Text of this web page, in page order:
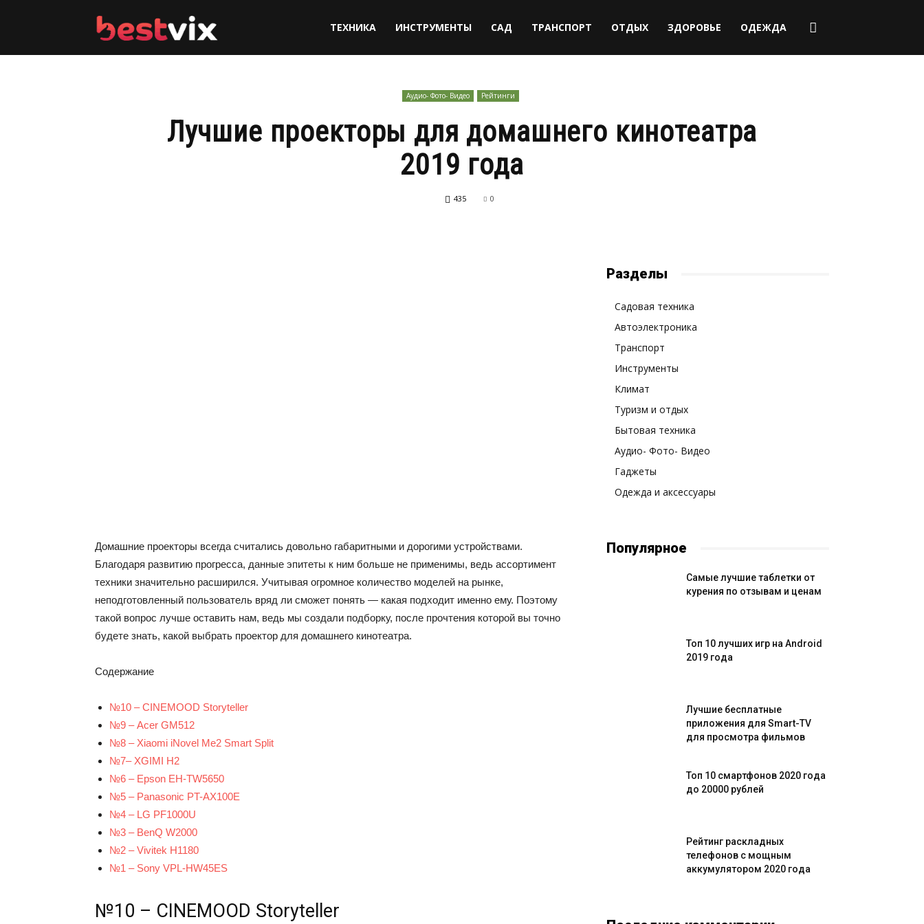
ТЕХНИКА ИНСТРУМЕНТЫ САД ТРАНСПОРТ ОТДЫХ ЗДОРОВЬЕ ОДЕЖДА
Аудио- Фото- Видео Рейтинги
Лучшие проекторы для домашнего кинотеатра
2019 года
435 0
Домашние проекторы всегда считались довольно габаритными и дорогими устройствами.
Благодаря развитию прогресса, данные эпитеты к ним больше не применимы, ведь ассортимент
техники значительно расширился. Учитывая огромное количество моделей на рынке,
неподготовленный пользователь вряд ли сможет понять — какая подходит именно ему. Поэтому
такой вопрос лучше оставить нам, ведь мы создали подборку, после прочтения которой вы точно
будете знать, какой выбрать проектор для домашнего кинотеатра.
Содержание
№10 – CINEMOOD Storyteller
№9 – Acer GM512
№8 – Xiaomi iNovel Me2 Smart Split
№7– XGIMI H2
№6 – Epson EH-TW5650
№5 – Panasonic PT-AX100E
№4 – LG PF1000U
№3 – BenQ W2000
№2 – Vivitek H1180
№1 – Sony VPL-HW45ES
№10 – CINEMOOD Storyteller
Разделы
Садовая техника
Автоэлектроника
Транспорт
Инструменты
Климат
Туризм и отдых
Бытовая техника
Аудио- Фото- Видео
Гаджеты
Одежда и аксессуары
Популярное
Самые лучшие таблетки от
курения по отзывам и ценам
Топ 10 лучших игр на Android
2019 года
Лучшие бесплатные
приложения для Smart-TV
для просмотра фильмов
Топ 10 смартфонов 2020 года
до 20000 рублей
Рейтинг раскладных
телефонов с мощным
аккумулятором 2020 года